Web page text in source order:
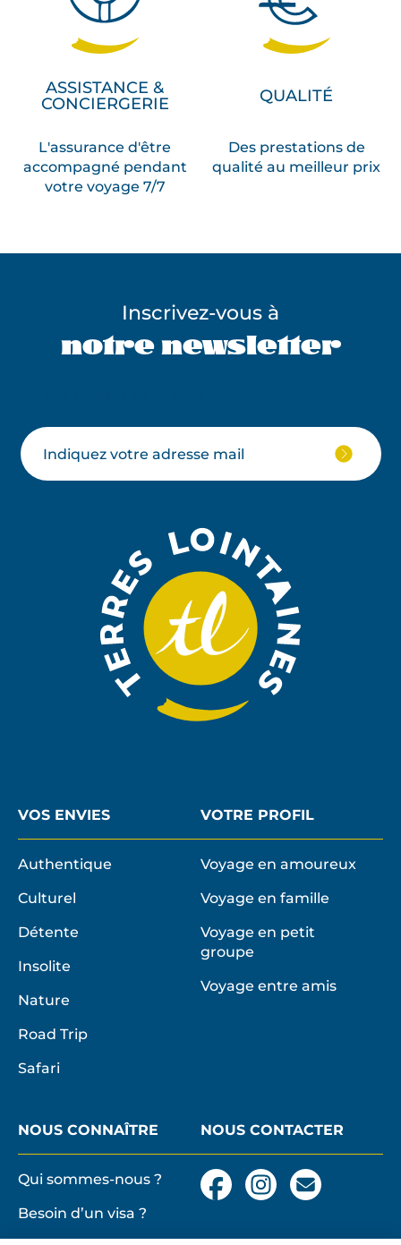
ASSISTANCE &
CONCIERGERIE
L'assurance d'être
accompagné pendant
votre voyage 7/7
QUALITÉ
Des prestations de
qualité au meilleur prix
Inscrivez-vous à
notre newsletter
Votre
email
JE
VOS ENVIES
Authentique
Culturel
Détente
Insolite
Nature
Road Trip
Safari
VOTRE PROFIL
Voyage en amoureux
Voyage en famille
Voyage en petit
groupe
Voyage entre amis
NOUS CONNAÎTRE
Qui sommes-nous ?
Besoin d’un visa ?
NOUS CONTACTER
FacebookInstagram
Nous
contacter
email